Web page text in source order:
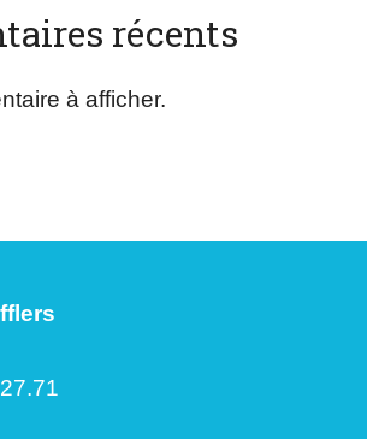
récents
à afficher.